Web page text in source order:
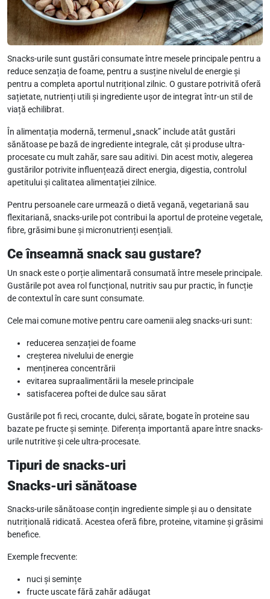
Snacks-urile sunt gustări consumate între mesele principale pentru a
reduce senzația de foame, pentru a susține nivelul de energie și
pentru a completa aportul nutrițional zilnic. O gustare potrivită oferă
sațietate, nutrienți utili și ingrediente ușor de integrat într-un stil de
viață echilibrat.
În alimentația modernă, termenul „snack” include atât gustări
sănătoase pe bază de ingrediente integrale, cât și produse ultra-
procesate cu mult zahăr, sare sau aditivi. Din acest motiv, alegerea
gustărilor potrivite influențează direct energia, digestia, controlul
apetitului și calitatea alimentației zilnice.
Pentru persoanele care urmează o dietă vegană, vegetariană sau
flexitariană, snacks-urile pot contribui la aportul de proteine vegetale,
fibre, grăsimi bune și micronutrienți esențiali.
Ce înseamnă snack sau gustare?
Un snack este o porție alimentară consumată între mesele principale.
Gustările pot avea rol funcțional, nutritiv sau pur practic, în funcție
de contextul în care sunt consumate.
Cele mai comune motive pentru care oamenii aleg snacks-uri sunt:
reducerea senzației de foame
creșterea nivelului de energie
menținerea concentrării
evitarea supraalimentării la mesele principale
satisfacerea poftei de dulce sau sărat
Gustările pot fi reci, crocante, dulci, sărate, bogate în proteine sau
bazate pe fructe și semințe. Diferența importantă apare între snacks-
urile nutritive și cele ultra-procesate.
Tipuri de snacks-uri
Snacks-uri sănătoase
Snacks-urile sănătoase conțin ingrediente simple și au o densitate
nutrițională ridicată. Acestea oferă fibre, proteine, vitamine și grăsimi
benefice.
Exemple frecvente:
nuci și semințe
fructe uscate fără zahăr adăugat